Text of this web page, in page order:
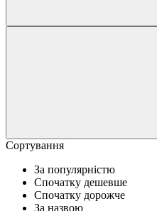
Сортування
За популярністю
Спочатку дешевше
Спочатку дорожче
За назвою